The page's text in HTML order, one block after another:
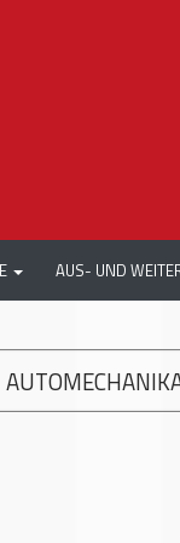
AUS- UND
GRATIS